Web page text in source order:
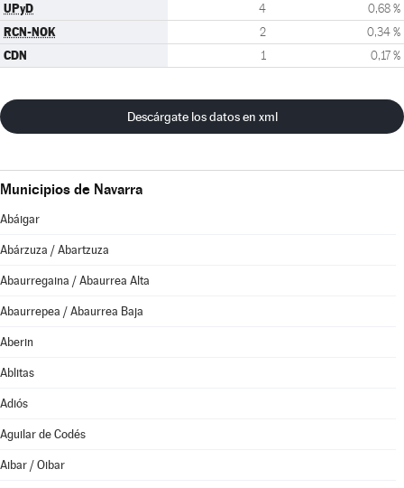
UPyD 4 0,68 %
RCN-NOK 2 0,34 %
CDN 1 0,17 %
Descárgate los datos en xml
Municipios de Navarra
Abáigar
Abárzuza / Abartzuza
Abaurregaina / Abaurrea Alta
Abaurrepea / Abaurrea Baja
Aberin
Ablitas
Adiós
Aguilar de Codés
Aibar / Oibar